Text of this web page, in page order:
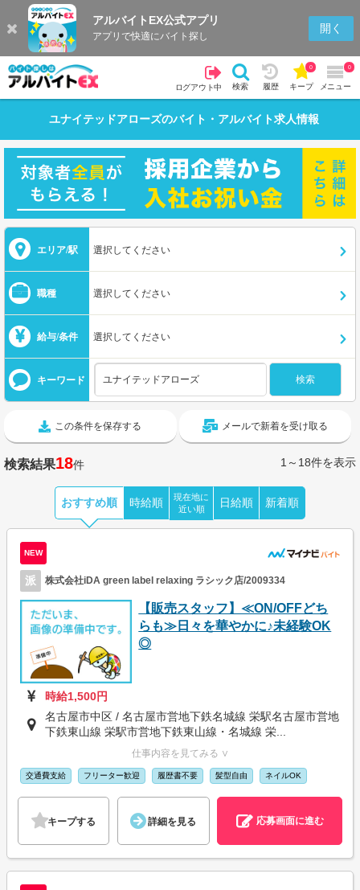
アルバイトEX公式アプリ
アプリで快適にバイト探し
開く
ログアウト中 検索 履歴 キープ
0
メニュー
0
ユナイテッドアローズのバイト・アルバイト求人情報
エリア/駅 選択してください
職種 選択してください
給与/条件 選択してください
キーワード
この条件を保存する メールで新着を受け取る
検索結果18件 1～18件を表示
おすすめ順 時給順
現在地に
近い順
日給順 新着順
NEW
派 株式会社iDA green label relaxing ラシック店/2009334
【販売スタッフ】≪ON/OFFどち
らも≫日々を華やかに♪未経験OK
◎
時給1,500円
名古屋市中区 / 名古屋市営地下鉄名城線 栄駅名古屋市営地
下鉄東山線 栄駅市営地下鉄東山線・名城線 栄...
仕事内容を見てみる ∨
交通費支給 フリーター歓迎 履歴書不要 髪型自由 ネイルOK
キープする 詳細を見る 応募画面に進む